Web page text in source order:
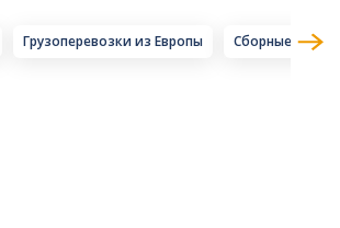
Грузоперевозки из Европы Сборные